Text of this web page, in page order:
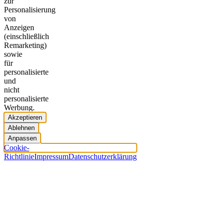
Personalisierung
von
Anzeigen
(einschließlich
Remarketing)
sowie
für
personalisierte
und
nicht
personalisierte
Werbung.
Akzeptieren
Ablehnen
Anpassen
Cookie-
RichtlinieImpressumDatenschutzerklärung